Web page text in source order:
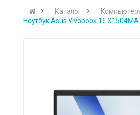
Каталог
Ноутбук Asus Vivobook 15